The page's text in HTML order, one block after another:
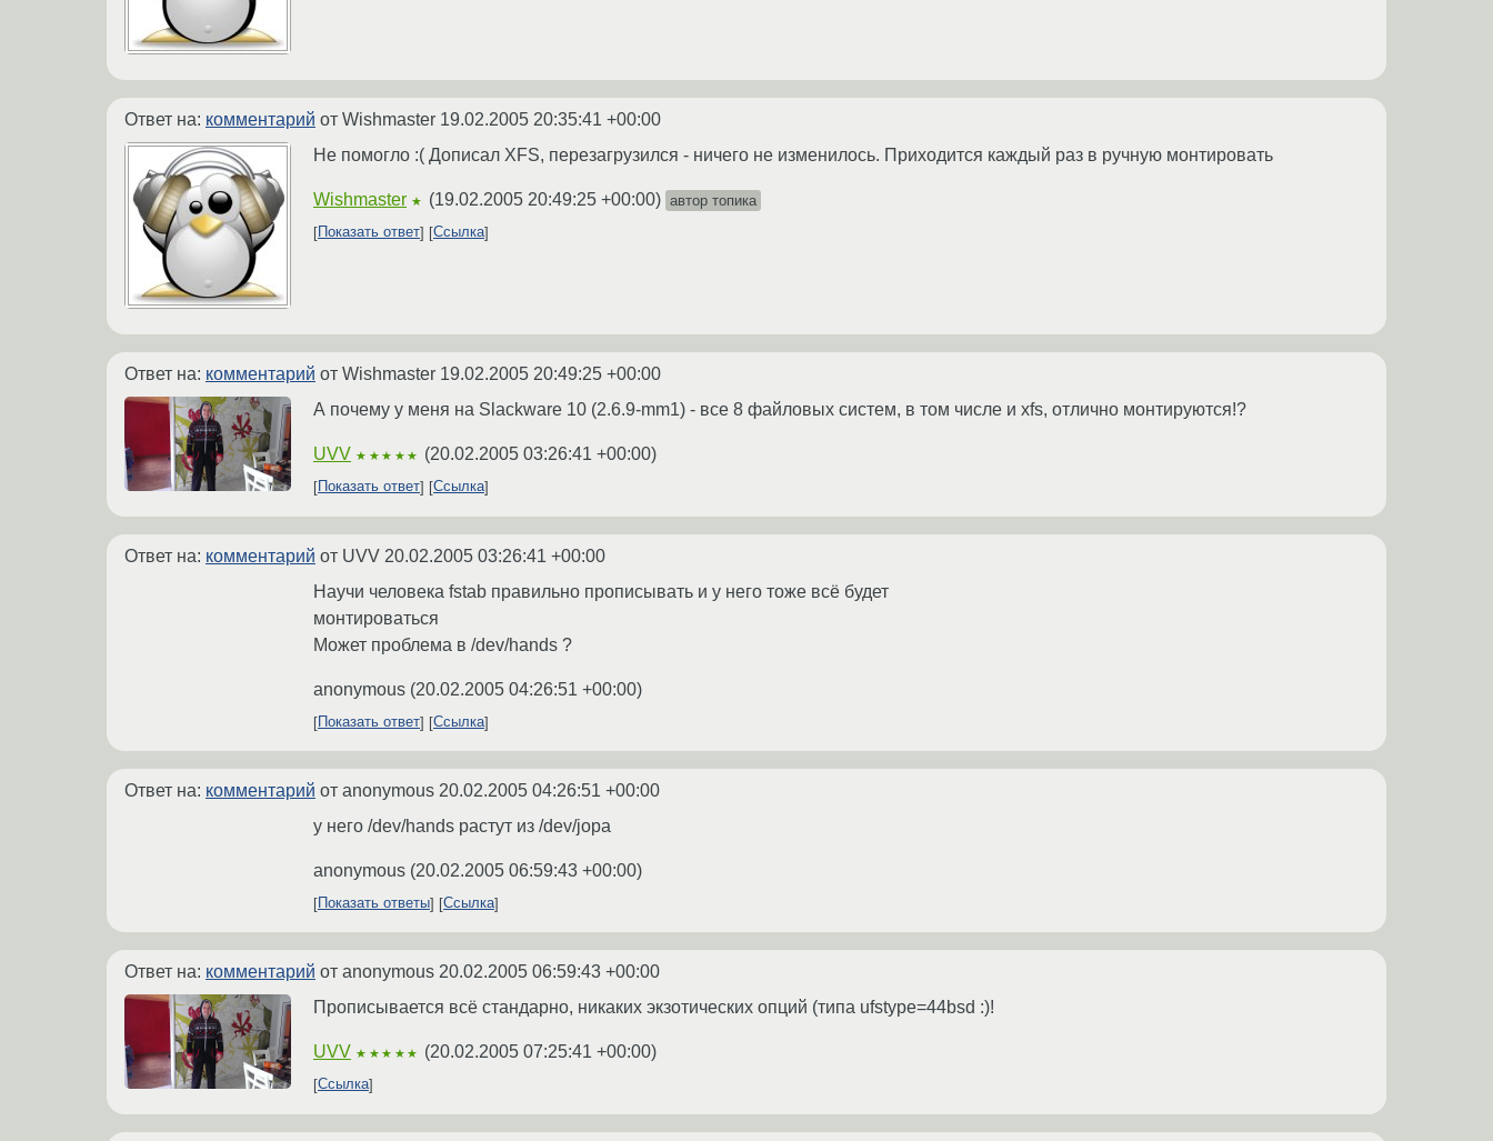
Ответ на: комментарий от Wishmaster 19.02.2005 20:35:41 +00:00
Не помогло :( Дописал XFS, перезагрузился - ничего не изменилось. Приходится каждый раз в ручную монтировать
Wishmaster ★ (19.02.2005 20:49:25 +00:00) автор топика
Показать ответ
Ссылка
Ответ на: комментарий от Wishmaster 19.02.2005 20:49:25 +00:00
А почему у меня на Slackware 10 (2.6.9-mm1) - все 8 файловых систем, в том числе и xfs, отлично монтируются!?
UVV ★★★★★ (20.02.2005 03:26:41 +00:00)
Показать ответ Ссылка
Ответ на: комментарий от UVV 20.02.2005 03:26:41 +00:00
Научи человека fstab правильно прописывать и у него тоже всё будет
монтироваться
Может проблема в /dev/hands ?
anonymous (20.02.2005 04:26:51 +00:00)
Показать ответ Ссылка
Ответ на: комментарий от anonymous 20.02.2005 04:26:51 +00:00
у него /dev/hands растут из /dev/jopa
anonymous (20.02.2005 06:59:43 +00:00)
Показать ответы Ссылка
Ответ на: комментарий от anonymous 20.02.2005 06:59:43 +00:00
Прописывается всё стандарно, никаких экзотических опций (типа ufstype=44bsd :)!
UVV ★★★★★ (20.02.2005 07:25:41 +00:00)
Ссылка